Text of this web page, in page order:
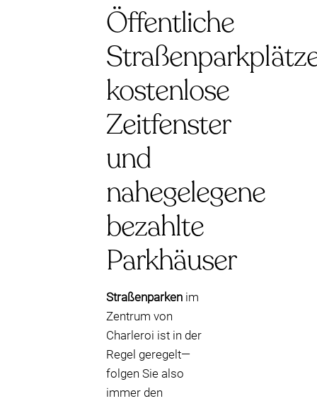
Öffentliche
kostenlose
Zeitfenster
und
nahegelegene
bezahlte
Parkhäuser
Straßenparken im
Zentrum von
Charleroi ist in der
Regel geregelt—
folgen Sie also
immer den